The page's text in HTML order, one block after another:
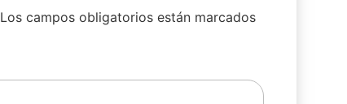
Los campos obligatorios están marcados